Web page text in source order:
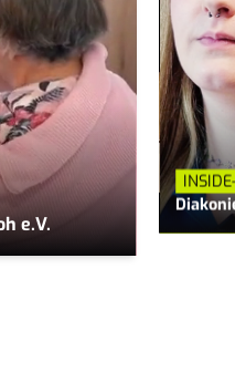
e.V.